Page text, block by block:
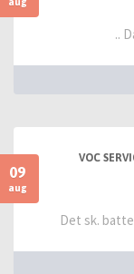
..
09
aug
VOC
Det sk.